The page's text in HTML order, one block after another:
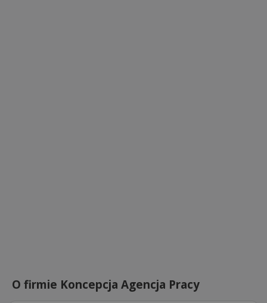
O firmie Koncepcja Agencja Pracy